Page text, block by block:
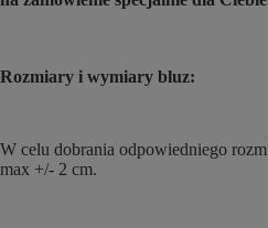
Rozmiary i wymiary bluz:
W celu dobrania odpowiedniego
max +/- 2 cm.